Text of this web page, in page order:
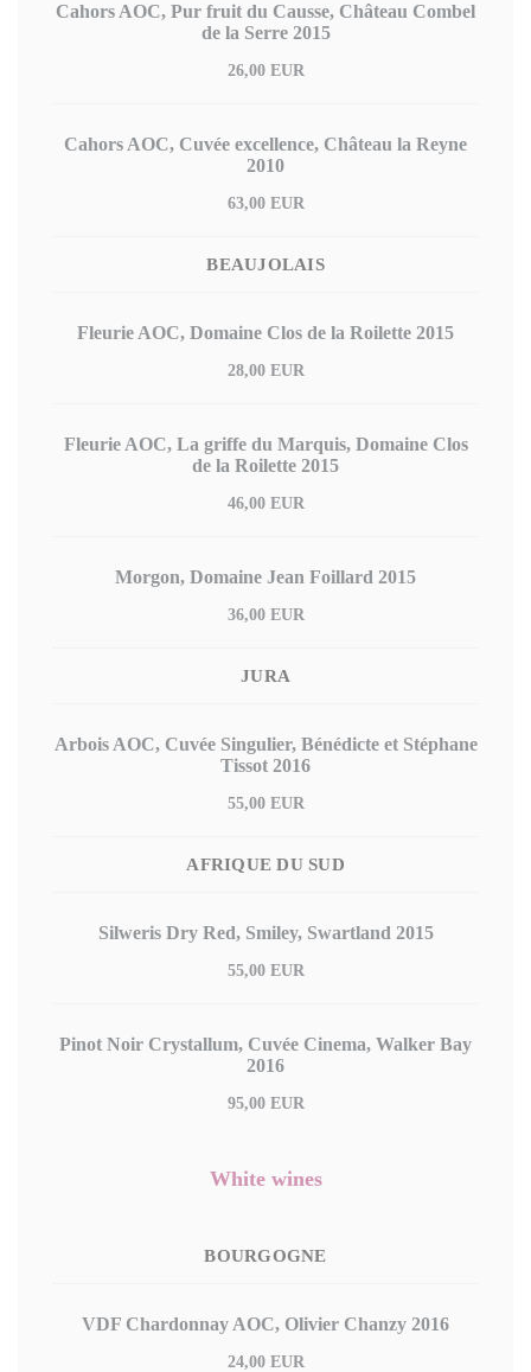
Cahors AOC, Pur fruit du Causse, Château Combel
de la Serre 2015
26,00 EUR
Cahors AOC, Cuvée excellence, Château la Reyne
2010
63,00 EUR
BEAUJOLAIS
Fleurie AOC, Domaine Clos de la Roilette 2015
28,00 EUR
Fleurie AOC, La griffe du Marquis, Domaine Clos
de la Roilette 2015
46,00 EUR
Morgon, Domaine Jean Foillard 2015
36,00 EUR
JURA
Arbois AOC, Cuvée Singulier, Bénédicte et Stéphane
Tissot 2016
55,00 EUR
AFRIQUE DU SUD
Silweris Dry Red, Smiley, Swartland 2015
55,00 EUR
Pinot Noir Crystallum, Cuvée Cinema, Walker Bay
2016
95,00 EUR
White wines
BOURGOGNE
VDF Chardonnay AOC, Olivier Chanzy 2016
24,00 EUR